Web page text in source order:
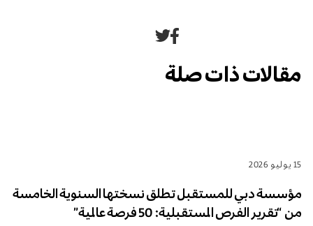
مشاركة
فيسبوك
مشاركة
تويترمقالات ذات صلة
15 يوليو 2026
مؤسسة دبي للمستقبل تطلق نسختها السنوية الخامسة
من “تقرير الفرص المستقبلية: 50 فرصة عالمية”